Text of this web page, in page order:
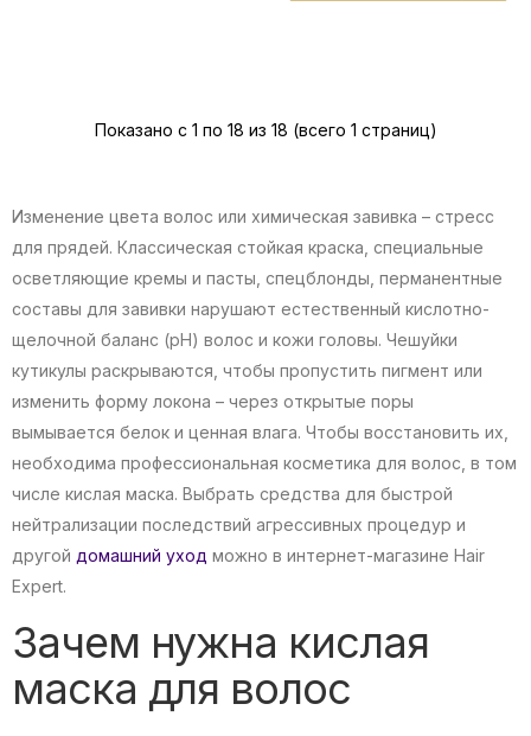
Показано с 1 по 18 из 18 (всего 1 страниц)
Изменение цвета волос или химическая завивка – стресс
для прядей. Классическая стойкая краска, специальные
осветляющие кремы и пасты, спецблонды, перманентные
составы для завивки нарушают естественный кислотно-
щелочной баланс (pH) волос и кожи головы. Чешуйки
кутикулы раскрываются, чтобы пропустить пигмент или
изменить форму локона – через открытые поры
вымывается белок и ценная влага. Чтобы восстановить их,
необходима профессиональная косметика для волос, в том
числе кислая маска. Выбрать средства для быстрой
нейтрализации последствий агрессивных процедур и
другой домашний уход можно в интернет-магазине Hair
Expert.
Зачем нужна кислая
маска для волос